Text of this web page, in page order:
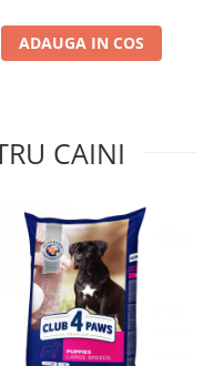
ADAUGA IN COS
CAINI